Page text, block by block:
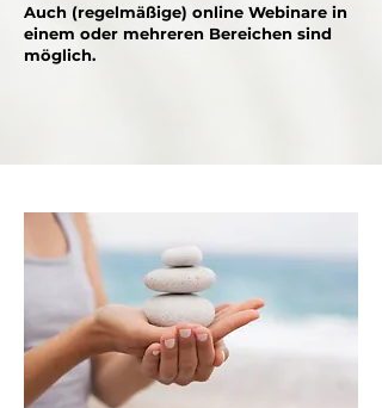
Auch (regelmäßige) online Webinare in
einem oder mehreren Bereichen sind
möglich.